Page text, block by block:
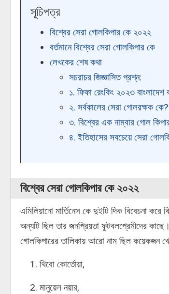
সূচিপত্র
বিশ্বের সেরা গোলকিপার কে ২০২২
বর্তমানে বিশ্বের সেরা গোলকিপার কে
লেখকের শেষ কথা
সচরাচর জিজ্ঞাসিত প্রশ্ন:
১. ফিফা রেংকিং ২০২৩
২. সর্বকালের সেরা গোলরক্ষক কে?
৩. বিশ্বের এক নাম্বার গোল
৪. ইতিহাসের সবচেয়ে সেরা
বিশ্বের সেরা গোলকিপার কে ২০২২
এমিলিয়ানো মার্তিনেস কে দুইটি দিক বিবেচনা
অন্যটি ছিল তার জনপ্রিয়তা ফুটবলপ্রেমীদের
গোলকিপারের তালিকায় আরো নাম ছিল কয়েকজন
থিবো কোর্তোয়া,
মানুয়েল নয়ার,